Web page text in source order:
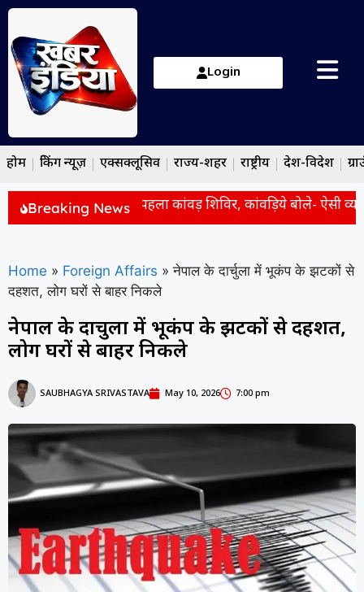
Login
होम ब्रेकिंग न्यूज़ एक्सक्लूसिव राज्य-शहर राष्ट्रीय देश-विदेश
Breaking News
के सीलमपुर में सजा पहला कांवड़ शिविर, कांवड़िये बोले- ऐसी
Home » Foreign Affairs » नेपाल के दार्चुला में भूकंप के झटकों से
दहशत, लोग घरों से बाहर निकले
नेपाल के दार्चुला में भूकंप के झटकों से दहशत,
लोग घरों से बाहर निकले
SAUBHAGYA SRIVASTAVA May 10, 2026 7:00 pm